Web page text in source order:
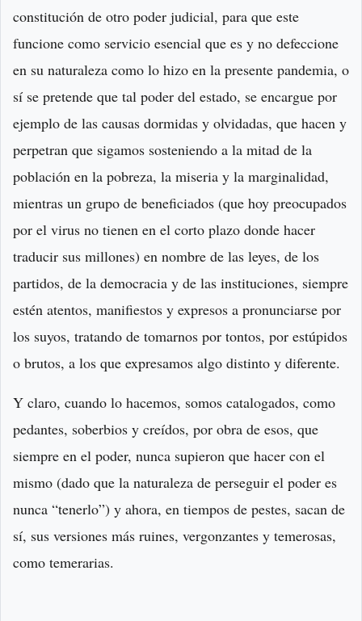
constitución de otro poder judicial, para que este
funcione como servicio esencial que es y no defeccione
en su naturaleza como lo hizo en la presente pandemia, o
sí se pretende que tal poder del estado, se encargue por
ejemplo de las causas dormidas y olvidadas, que hacen y
perpetran que sigamos sosteniendo a la mitad de la
población en la pobreza, la miseria y la marginalidad,
mientras un grupo de beneficiados (que hoy preocupados
por el virus no tienen en el corto plazo donde hacer
traducir sus millones) en nombre de las leyes, de los
partidos, de la democracia y de las instituciones, siempre
estén atentos, manifiestos y expresos a pronunciarse por
los suyos, tratando de tomarnos por tontos, por estúpidos
o brutos, a los que expresamos algo distinto y diferente.
Y claro, cuando lo hacemos, somos catalogados, como
pedantes, soberbios y creídos, por obra de esos, que
siempre en el poder, nunca supieron que hacer con el
mismo (dado que la naturaleza de perseguir el poder es
nunca “tenerlo”) y ahora, en tiempos de pestes, sacan de
sí, sus versiones más ruines, vergonzantes y temerosas,
como temerarias.